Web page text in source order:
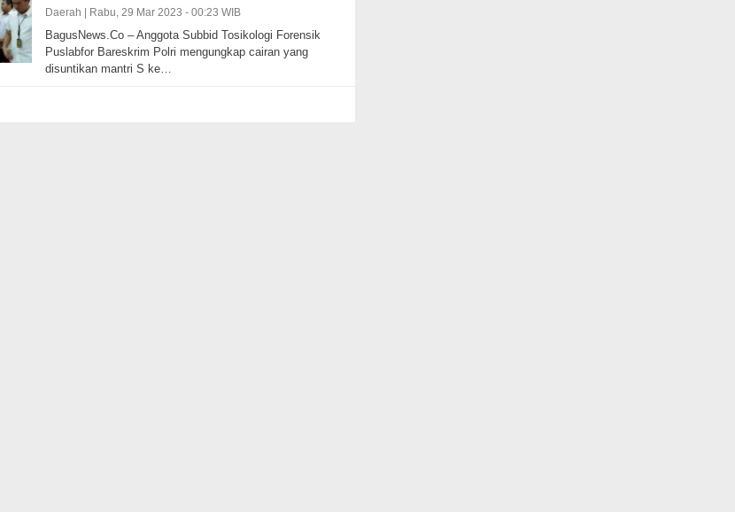
Daerah | Rabu, 29 Mar 2023 - 00:23 WIB
BagusNews.Co – Anggota Subbid Tosikologi Forensik
Puslabfor Bareskrim Polri mengungkap cairan yang
disuntikan mantri S ke…